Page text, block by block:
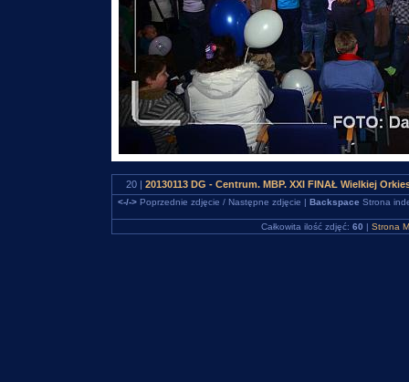
20 | 20130113 DG - Centrum. MBP. XXI FINAŁ Wielkiej
<-/->Poprzednie zdjęcie / Następne zdjęcie | Backspace Strona
Całkowita ilość zdjęć: 60 | Strona